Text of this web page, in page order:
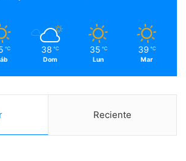
m
℃ 38 ℃
Dom
35 ℃
Lun
39 ℃
Mar
Reciente